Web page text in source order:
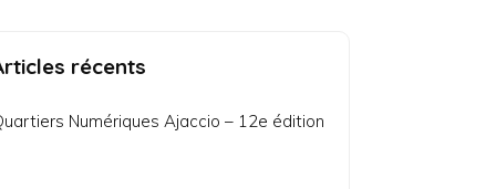
récents
Numériques Ajaccio – 12e édition